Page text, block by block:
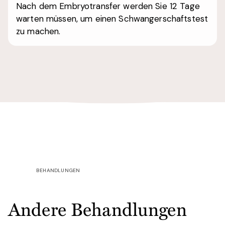
Nach dem Embryotransfer werden Sie 12 Tage
warten müssen, um einen Schwangerschaftstest
zu machen.
BEHANDLUNGEN
Andere Behandlungen